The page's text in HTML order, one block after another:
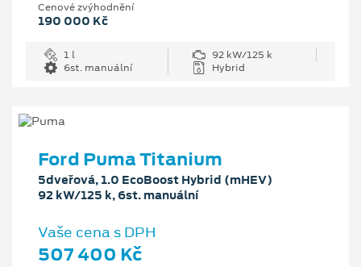
Cenové zvýhodnění
190 000 Kč
1 l
92 kW/125 k
6st. manuální
Hybrid
Ford Puma Titanium
5dveřová, 1.0 EcoBoost Hybrid (mHEV)
92 kW/125 k, 6st. manuální
Vaše cena s DPH
507 400 Kč